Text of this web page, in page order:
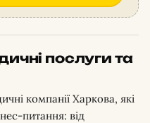
послуги та
компанії Харкова, які
питання: від